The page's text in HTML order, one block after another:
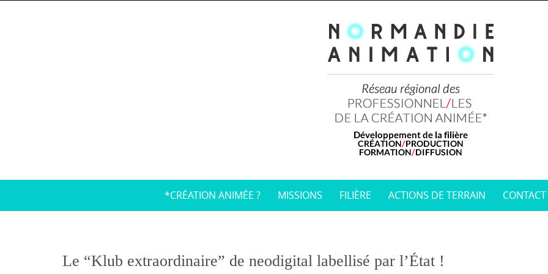
*CRÉATION ANIMÉE ? MISSIONS FILIÈRE ACTIONS DE TERRAIN CONTACT
Le “Klub extraordinaire” de neodigital labellisé par l’État !